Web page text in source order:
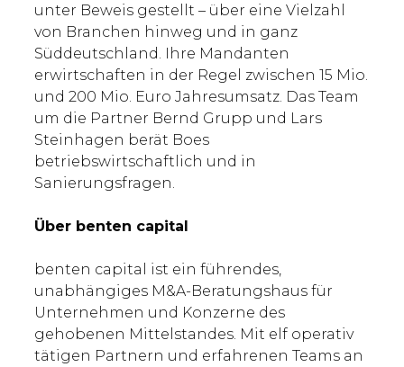
unter Beweis gestellt – über eine Vielzahl
von Branchen hinweg und in ganz
Süddeutschland. Ihre Mandanten
erwirtschaften in der Regel zwischen 15 Mio.
und 200 Mio. Euro Jahresumsatz. Das Team
um die Partner Bernd Grupp und Lars
Steinhagen berät Boes
betriebswirtschaftlich und in
Sanierungsfragen.
Über benten capital
benten capital ist ein führendes,
unabhängiges M&A-Beratungshaus für
Unternehmen und Konzerne des
gehobenen Mittelstandes. Mit elf operativ
tätigen Partnern und erfahrenen Teams an